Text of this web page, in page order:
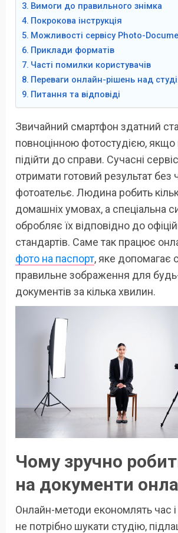
Вимоги до правильного знімка
Покрокова інструкція
Можливості сервісу Photo-
Приклади форматів
Часті помилки користувачів
Переваги онлайн-рішень над
Питання та відповіді
Звичайний смартфон здатний
повноцінною фотостудією, якщо
підійти до справи. Сучасні
отримати готовий результат без
фотоательє. Людина робить
домашніх умовах, а спеціальна
обробляє їх відповідно до
стандартів. Саме так працює
фото на паспорт, яке допомагає
правильне зображення для
документів за кілька хвилин.
Чому зручно
на документи
Онлайн-методи економлять час і
не потрібно шукати студію,